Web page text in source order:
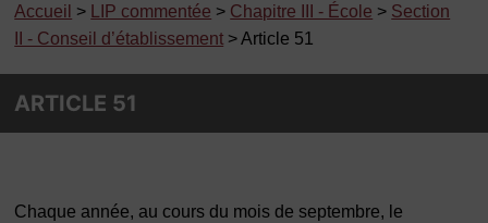
Accueil > LIP commentée > Chapitre III - École > Section
II - Conseil d’établissement > Article 51
ARTICLE 51
Chaque année, au cours du mois de septembre, le